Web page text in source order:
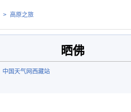
> 高原之旅
晒佛
中国天气网西藏站